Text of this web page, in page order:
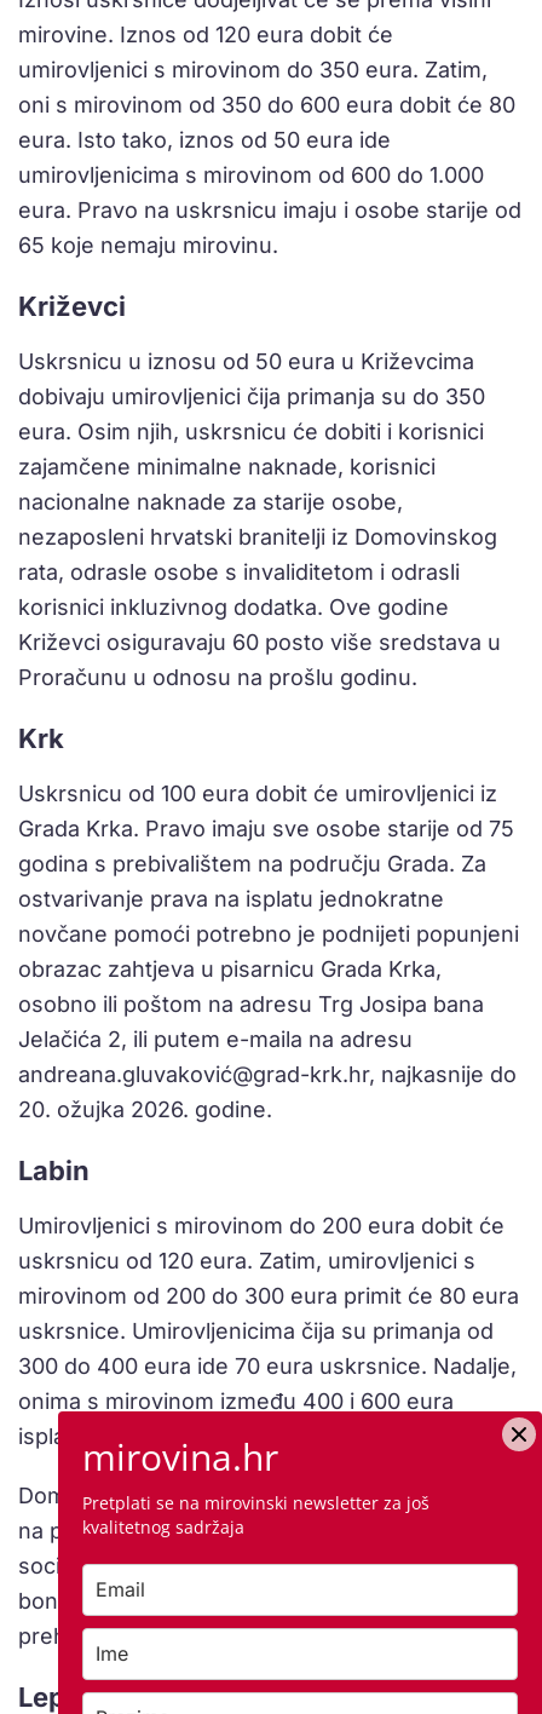
mirovine. Iznos od 120 eura dobit će
umirovljenici s mirovinom do 350 eura. Zatim,
oni s mirovinom od 350 do 600 eura dobit će 80
eura. Isto tako, iznos od 50 eura ide
umirovljenicima s mirovinom od 600 do 1.000
eura. Pravo na uskrsnicu imaju i osobe starije od
65 koje nemaju mirovinu.
Križevci
Uskrsnicu u iznosu od 50 eura u Križevcima
dobivaju umirovljenici čija primanja su do 350
eura. Osim njih, uskrsnicu će dobiti i korisnici
zajamčene minimalne naknade, korisnici
nacionalne naknade za starije osobe,
nezaposleni hrvatski branitelji iz Domovinskog
rata, odrasle osobe s invaliditetom i odrasli
korisnici inkluzivnog dodatka. Ove godine
Križevci osiguravaju 60 posto više sredstava u
Proračunu u odnosu na prošlu godinu.
Krk
Uskrsnicu od 100 eura dobit će umirovljenici iz
Grada Krka. Pravo imaju sve osobe starije od 75
godina s prebivalištem na području Grada. Za
ostvarivanje prava na isplatu jednokratne
novčane pomoći potrebno je podnijeti popunjeni
obrazac zahtjeva u pisarnicu Grada Krka,
osobno ili poštom na adresu Trg Josipa bana
Jelačića 2, ili putem e-maila na adresu
andreana.gluvaković@grad-krk.hr, najkasnije do
20. ožujka 2026. godine.
Labin
Umirovljenici s mirovinom do 200 eura dobit će
uskrsnicu od 120 eura. Zatim, umirovljenici s
mirovinom od 200 do 300 eura primit će 80 eura
uskrsnice. Umirovljenicima čija su primanja od
300 do 400 eura ide 70 eura uskrsnice. Nadalje,
onima s mirovinom između 400 i 600 eura
isplatit će se 60 eura.
Domaćice starije od 60 godina s prebivalištem
na području Grada Labina i korisnici gradskog
socijalnog programa ostvaruju pravo na poklon
bon u vrijednosti od 60 eura za nabavku
prehrambenih proizvoda.
Lepoglava
mirovina.hr
Pretplati se na mirovinski newsletter za još
kvalitetnog sadržaja